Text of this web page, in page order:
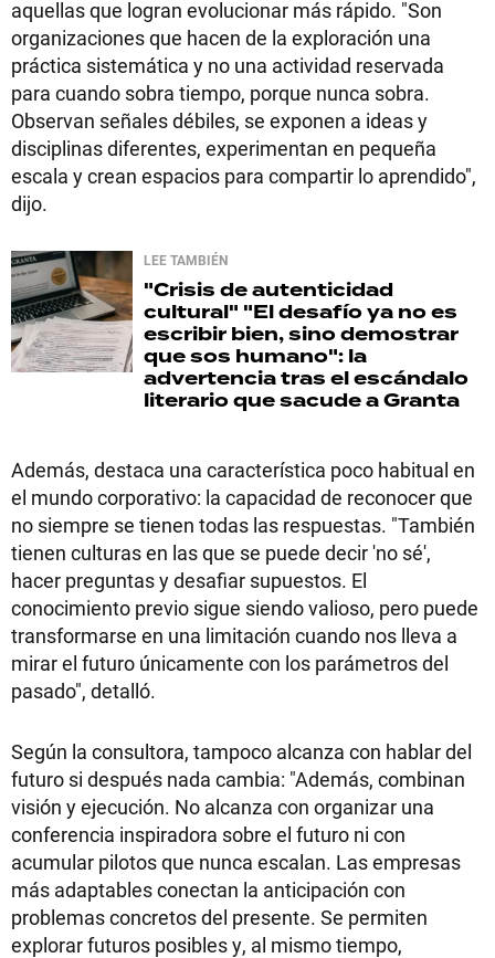
aquellas que logran evolucionar más rápido. "Son
organizaciones que hacen de la exploración una
práctica sistemática y no una actividad reservada
para cuando sobra tiempo, porque nunca sobra.
Observan señales débiles, se exponen a ideas y
disciplinas diferentes, experimentan en pequeña
escala y crean espacios para compartir lo aprendido",
dijo.
LEE TAMBIÉN
"Crisis de autenticidad
cultural" "El desafío ya no es
escribir bien, sino demostrar
que sos humano": la
advertencia tras el escándalo
literario que sacude a Granta
Además, destaca una característica poco habitual en
el mundo corporativo: la capacidad de reconocer que
no siempre se tienen todas las respuestas. "También
tienen culturas en las que se puede decir 'no sé',
hacer preguntas y desafiar supuestos. El
conocimiento previo sigue siendo valioso, pero puede
transformarse en una limitación cuando nos lleva a
mirar el futuro únicamente con los parámetros del
pasado", detalló.
Según la consultora, tampoco alcanza con hablar del
futuro si después nada cambia: "Además, combinan
visión y ejecución. No alcanza con organizar una
conferencia inspiradora sobre el futuro ni con
acumular pilotos que nunca escalan. Las empresas
más adaptables conectan la anticipación con
problemas concretos del presente. Se permiten
explorar futuros posibles y, al mismo tiempo,